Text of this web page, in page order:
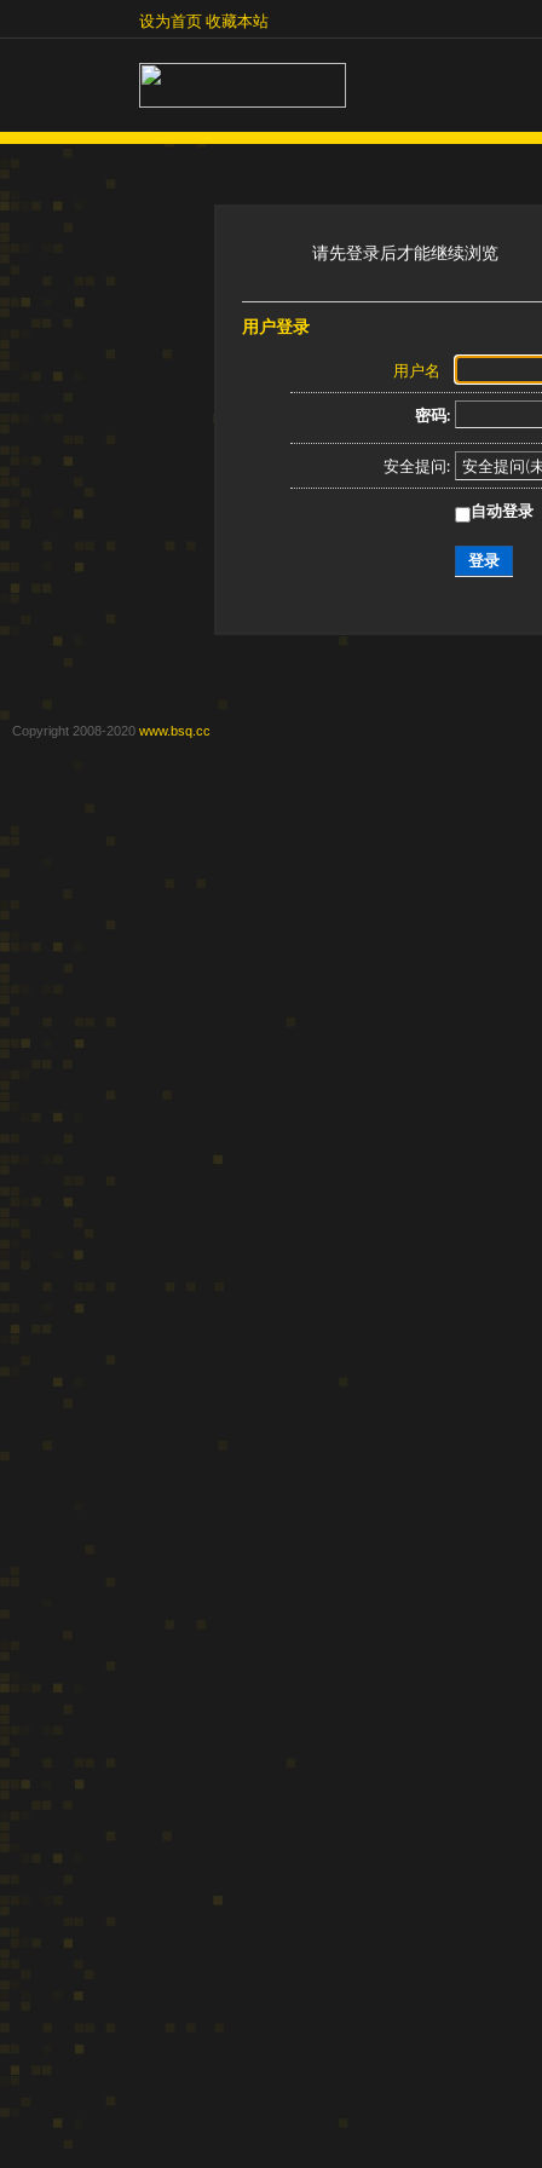
收藏本站设为首页收藏本站
请先登录后才能继续浏览
用户登录
用户名
密码:
安全提问:
自动登录
登录
Copyright 2008-2020 www.bsq.cc